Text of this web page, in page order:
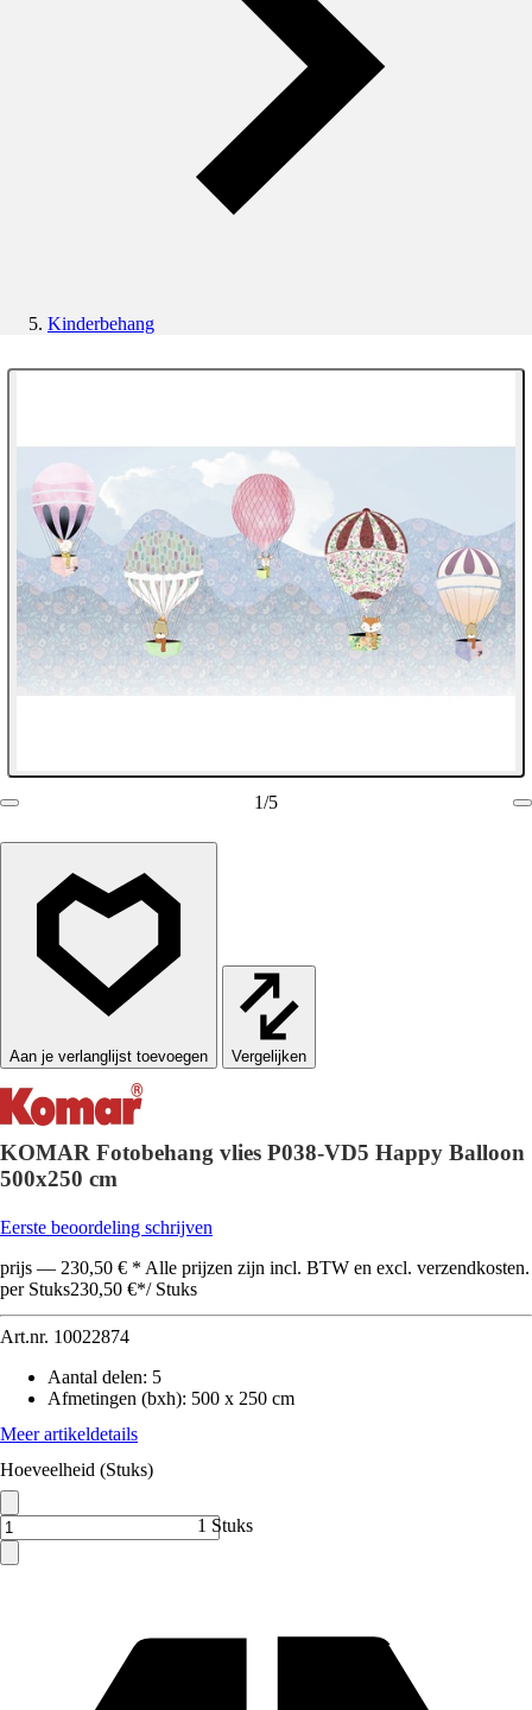
Kinderbehang
1/5
Vergelijken
KOMAR Fotobehang vlies P038-VD5 Happy Balloon
500x250 cm
Eerste beoordeling schrijven
prijs — 230,50 € * Alle prijzen zijn incl. BTW en excl. verzendkosten.
per Stuks230,50 €*/ Stuks
Art.nr. 10022874
Aantal delen: 5
Afmetingen (bxh): 500 x 250 cm
Meer artikeldetails
Hoeveelheid (Stuks)
1 Stuks